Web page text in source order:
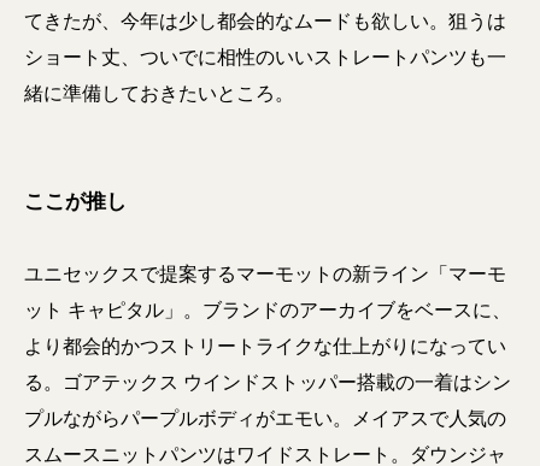
てきたが、今年は少し都会的なムードも欲しい。狙うは
ショート丈、ついでに相性のいいストレートパンツも一
緒に準備しておきたいところ。
ここが推し
ユニセックスで提案するマーモットの新ライン「マーモ
ット キャピタル」。ブランドのアーカイブをベースに、
より都会的かつストリートライクな仕上がりになってい
る。ゴアテックス ウインドストッパー搭載の一着はシン
プルながらパープルボディがエモい。メイアスで人気の
スムースニットパンツはワイドストレート。ダウンジャ